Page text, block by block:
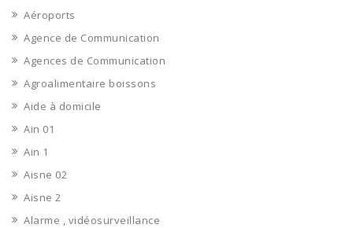
Aéroports
Agence de Communication
Agences de Communication
Agroalimentaire boissons
Aide à domicile
Ain 01
Ain 1
Aisne 02
Aisne 2
Alarme , vidéosurveillance